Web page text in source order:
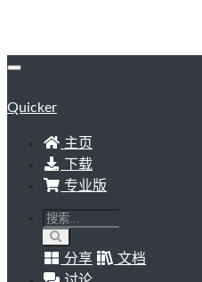
Quicker
主页
下载
专业版
分享
文档